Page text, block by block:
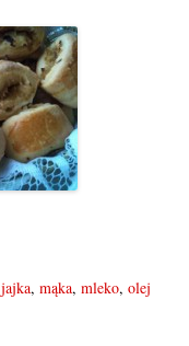
jajka, mąka, mleko, olej